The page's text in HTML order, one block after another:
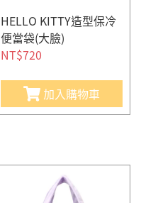
HELLO KITTY造型保冷
便當袋(大臉)
NT$720
加入購物車